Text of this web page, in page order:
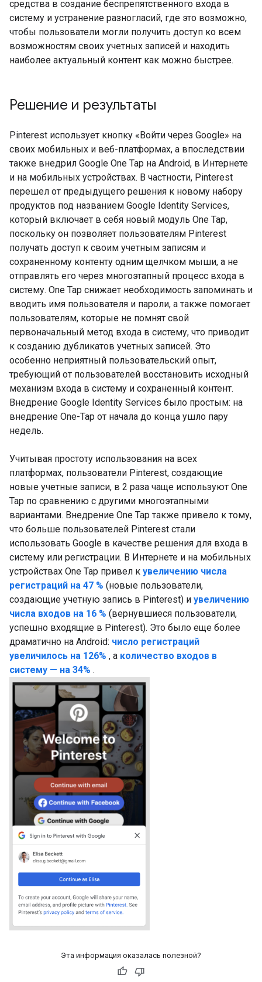
средства в создание беспрепятственного входа в
систему и устранение разногласий, где это возможно,
чтобы пользователи могли получить доступ ко всем
возможностям своих учетных записей и находить
наиболее актуальный контент как можно быстрее.
Решение и результаты
Pinterest использует кнопку «Войти через Google» на
своих мобильных и веб-платформах, а впоследствии
также внедрил Google One Tap на Android, в Интернете
и на мобильных устройствах. В частности, Pinterest
перешел от предыдущего решения к новому набору
продуктов под названием Google Identity Services,
который включает в себя новый модуль One Tap,
поскольку он позволяет пользователям Pinterest
получать доступ к своим учетным записям и
сохраненному контенту одним щелчком мыши, а не
отправлять его через многоэтапный процесс входа в
систему. One Tap снижает необходимость запоминать и
вводить имя пользователя и пароли, а также помогает
пользователям, которые не помнят свой
первоначальный метод входа в систему, что приводит
к созданию дубликатов учетных записей. Это
особенно неприятный пользовательский опыт,
требующий от пользователей восстановить исходный
механизм входа в систему и сохраненный контент.
Внедрение Google Identity Services было простым: на
внедрение One-Tap от начала до конца ушло пару
недель.
Учитывая простоту использования на всех
платформах, пользователи Pinterest, создающие
новые учетные записи, в 2 раза чаще используют One
Tap по сравнению с другими многоэтапными
вариантами. Внедрение One Tap также привело к тому,
что больше пользователей Pinterest стали
использовать Google в качестве решения для входа в
систему или регистрации. В Интернете и на мобильных
устройствах One Tap привел к увеличению числа
регистраций на 47 % (новые пользователи,
создающие учетную запись в Pinterest) и увеличению
числа входов на 16 % (вернувшиеся пользователи,
успешно входящие в Pinterest). Это было еще более
драматично на Android: число регистраций
увеличилось на 126% , а количество входов в
систему — на 34% .
Эта информация оказалась полезной?